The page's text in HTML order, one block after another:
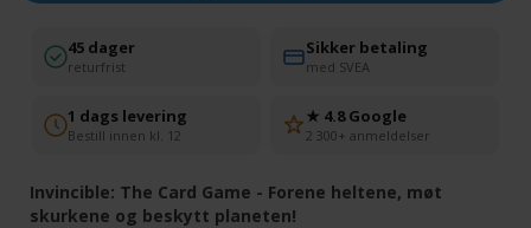
45 dager
returfrist
Sikker betaling
med SVEA
1 dags levering
Bestill innen kl. 12
★ 4.8 Google
2 300+ anmeldelser
Invincible: The Card Game - Forene heltene, møt
skurkene og beskytt planeten!